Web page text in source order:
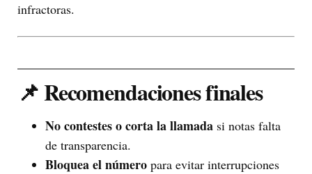
infractoras.
📌 Recomendaciones finales
No contestes o corta la llamada si notas falta
de transparencia.
Bloquea el número para evitar interrupciones